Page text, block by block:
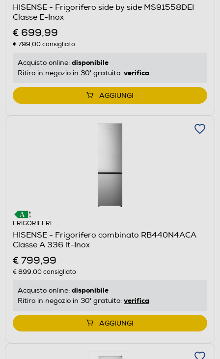
HISENSE - Frigorifero side by side MS91558DEI
Classe E-Inox
€ 699,99
€ 799,00consigliato
Acquisto online: disponibile
Ritiro in negozio in 30' gratuito: verifica
AGGIUNGI
FRIGORIFERI
HISENSE - Frigorifero combinato RB440N4ACA
Classe A 336 lt-Inox
€ 799,99
€ 899,00consigliato
Acquisto online: disponibile
Ritiro in negozio in 30' gratuito: verifica
AGGIUNGI